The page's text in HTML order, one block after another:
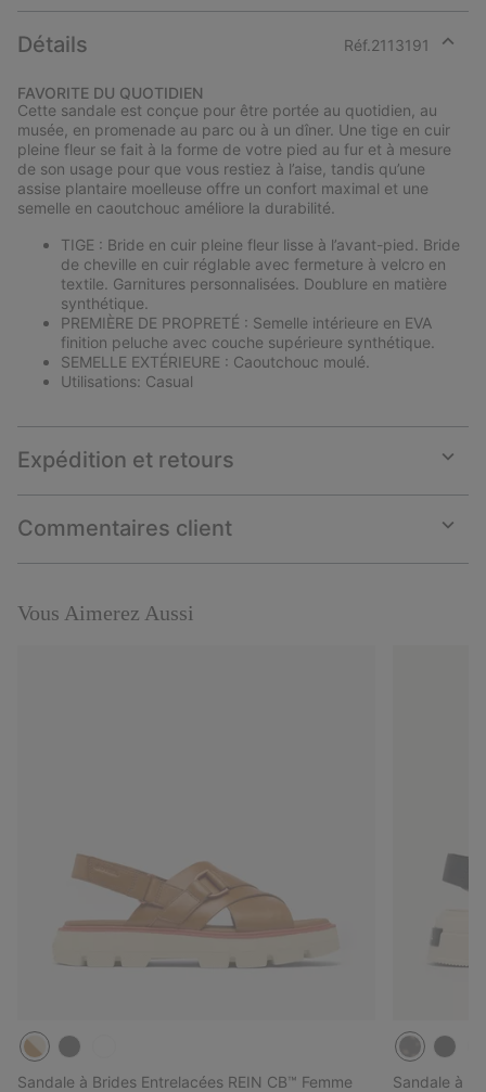
Détails Réf. 2113191
section
FAVORITE DU QUOTIDIEN
Cette sandale est conçue pour être portée au quotidien, au
musée, en promenade au parc ou à un dîner. Une tige en cuir
pleine fleur se fait à la forme de votre pied au fur et à mesure
de son usage pour que vous restiez à l’aise, tandis qu’une
assise plantaire moelleuse offre un confort maximal et une
semelle en caoutchouc améliore la durabilité.
TIGE : Bride en cuir pleine fleur lisse à l’avant-pied. Bride
de cheville en cuir réglable avec fermeture à velcro en
textile. Garnitures personnalisées. Doublure en matière
synthétique.
PREMIÈRE DE PROPRETÉ : Semelle intérieure en EVA
finition peluche avec couche supérieure synthétique.
SEMELLE EXTÉRIEURE : Caoutchouc moulé.
Utilisations: Casual
Expédition et retours
or
Commentaires client
or
Vous Aimerez Aussi
Sandale à Brides Entrelacées REIN CB™ Femme Sandale à